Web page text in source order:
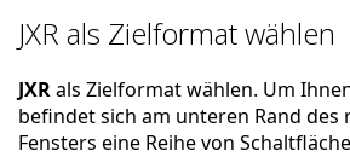
JXR als Zielformat wählen
JXRals Zielformat wählen. Um
befindet sich am unteren Rand des
Fensters eine Reihe von